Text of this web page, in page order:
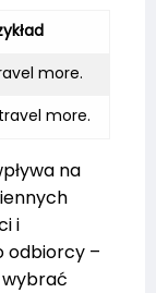
more.
more.
na
i
odbiorcy –